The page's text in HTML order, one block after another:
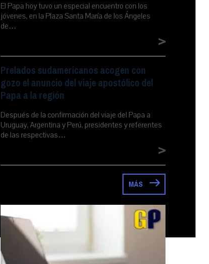
El Papa hoy tuvo un especial encuentro con los
jóvenes, en la Plaza Santa María de los Ángeles
de…
>
Prelados sudamericanos acogen con
gozo el anuncio del viaje apostólico del
Papa a la región
Después de la confirmación del viaje del Papa a
Uruguay, Argentina y Perú, presidentes y referentes
de las respectivas…
>
MÁS